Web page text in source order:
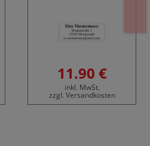
11.90 €
inkl. MwSt.
zzgl. Versandkosten